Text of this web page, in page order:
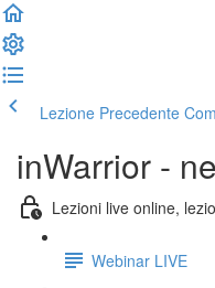
Lezione Precedente
inWarrior -
Lezioni live online,
Webinar LIVE